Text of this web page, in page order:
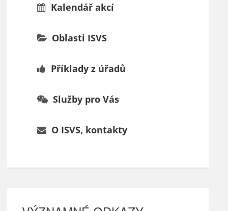
Kalendář akcí
Oblasti ISVS
Příklady z úřadů
Služby pro Vás
O ISVS, kontakty